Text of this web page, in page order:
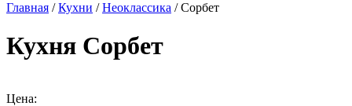
Главная /Кухни /Неоклассика / Сорбет
Кухня Сорбет
Цена: